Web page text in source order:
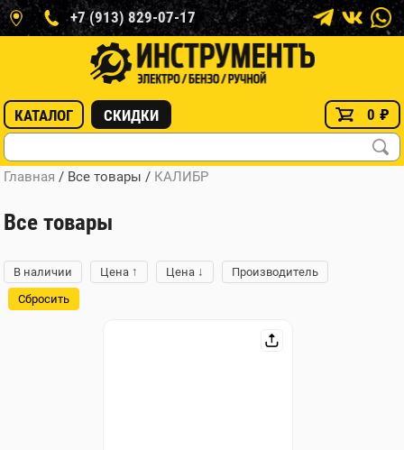
+7 (913) 829-07-17
КАТАЛОГ СКИДКИ 0 ₽
Главная / Все товары / КАЛИБР
Все товары
В наличии Цена ↑ Цена ↓
Производитель
Сбросить